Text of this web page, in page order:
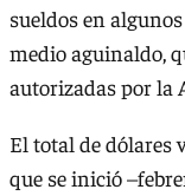
sueldos en
medio aguinaldo,
autorizadas por la
El total de dólares
que se inició